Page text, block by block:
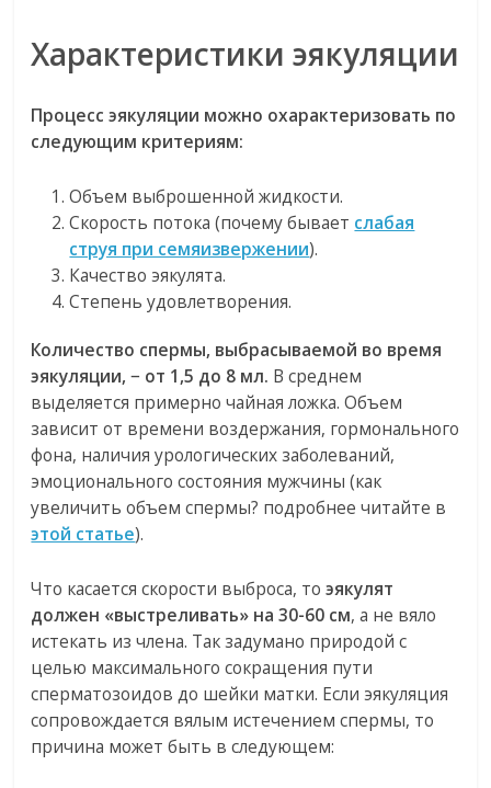
Характеристики эякуляции
Процесс эякуляции можно охарактеризовать по
следующим критериям:
Объем выброшенной жидкости.
Скорость потока (почему бывает слабая
струя при семяизвержении).
Качество эякулята.
Степень удовлетворения.
Количество спермы, выбрасываемой во время
эякуляции, − от 1,5 до 8 мл. В среднем
выделяется примерно чайная ложка. Объем
зависит от времени воздержания, гормонального
фона, наличия урологических заболеваний,
эмоционального состояния мужчины (как
увеличить объем спермы? подробнее читайте в
этой статье).
Что касается скорости выброса, тоэякулят
должен «выстреливать» на 30-60 см, а не вяло
истекать из члена. Так задумано природой с
целью максимального сокращения пути
сперматозоидов до шейки матки. Если эякуляция
сопровождается вялым истечением спермы, то
причина может быть в следующем: